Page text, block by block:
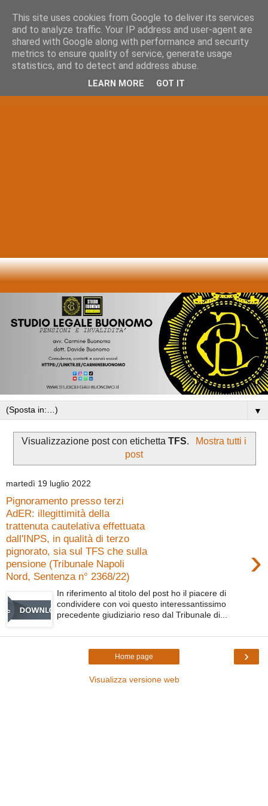
▼
Visualizzazione post con etichettaTFS.
Mostra tutti i
post
martedì 19 luglio 2022
Pignoramento presso terzi
AdER: illegittimità della
trattenuta cautelativa effettuata
dall'INPS, in qualità di terzo
pignorato, sia sul TFS che sulla
pensione (Tribunale Napoli
Nord, Sentenza n° 2368/22)
›
In riferimento al titolo del post ho il piacere di
condividere con voi questo interessantissimo
precedente giudiziario reso dal Tribunale di...
›
Home page
Visualizza versione web
This site uses cookies from Google to deliver its services
and to analyze traffic. Your IP address and user-agent are
shared with Google along with performance and security
metrics to ensure quality of service, generate usage
statistics, and to detect and address abuse.
LEARN MORE GOT IT